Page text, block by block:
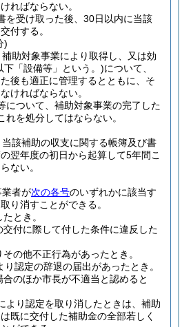
ればならない。
を受け取った後、30日以内に当該
付する。
)
助対象事業により取得し、又は効
下「設備等」という。)について、
後も適正に管理するとともに、そ
ければならない。
について、補助対象事業の完了した
れを処分してはならない。
該補助の収支に関する帳簿及び書
翌年度の初日から起算して5年間こ
ない。
者が次の各号のいずれかに該当す
り消すことができる。
とき。
付に際して付した条件に違反した
の他不正行為があったとき。
り認定の辞退の届出があったとき。
合のほか市長が不適当と認めると
より認定を取り消したときは、補助
既に交付した補助金の全部若しく